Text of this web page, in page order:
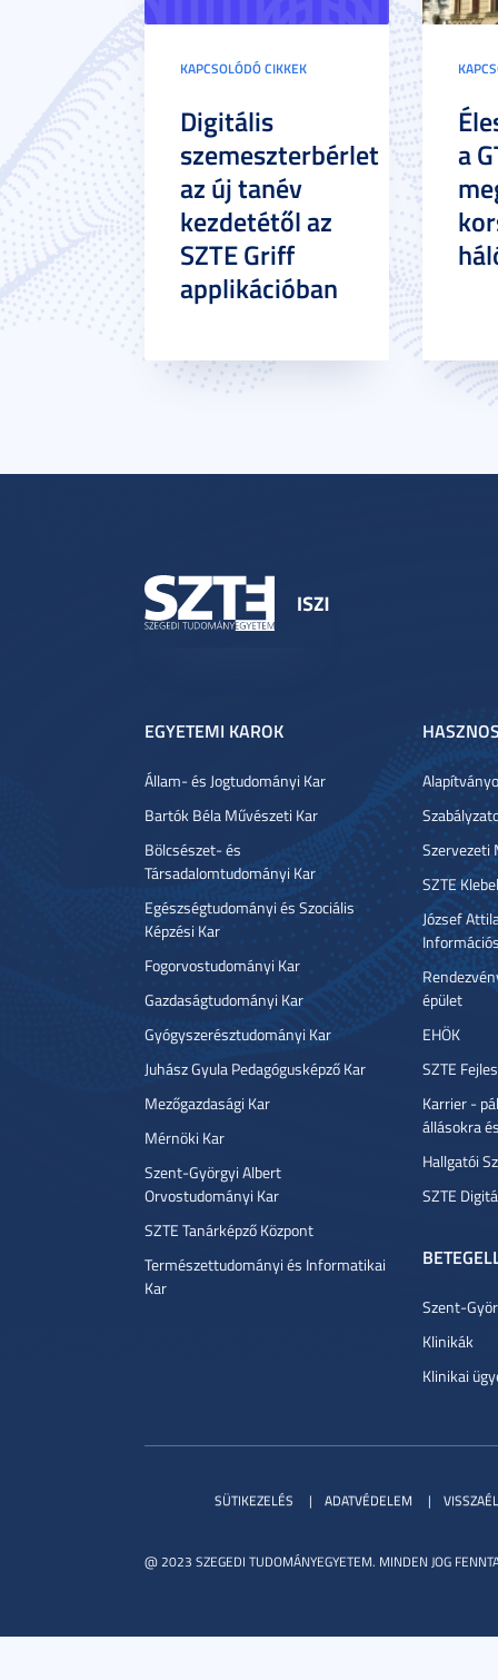
KAPCSOLÓDÓ CIKKEK
Digitális
szemeszterbérlet
az új tanév
kezdetétől az
SZTE Griff
applikációban
a
EGYETEMI KAROK
Állam- és Jogtudományi Kar
Bartók Béla Művészeti Kar
Bölcsészet- és
Társadalomtudományi Kar
Egészségtudományi és Szociális
Képzési Kar
Fogorvostudományi Kar
Gazdaságtudományi Kar
Gyógyszerésztudományi Kar
Juhász Gyula Pedagógusképző Kar
Mezőgazdasági Kar
Mérnöki Kar
Szent-Györgyi Albert
Orvostudományi Kar
SZTE Tanárképző Központ
Természettudományi és Informatikai
Kar
Szervezeti
SZTE
József
épület
EHÖK
SZTE
Karrier -
állásokra
Hallgatói
SZTE
Szent-
Klinikák
Klinikai
@ 2023 SZEGEDI TUDOMÁNYEGYETEM. MINDEN JOG
SÜTIKEZELÉS ADATVÉDELEM